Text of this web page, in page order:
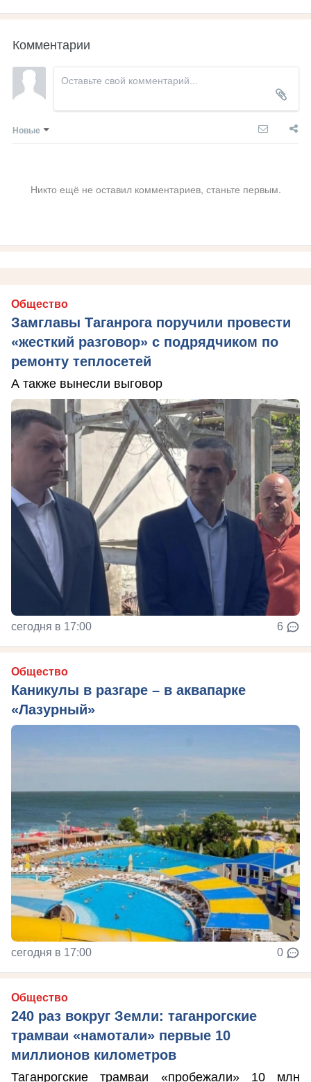
Комментарии
Новые
Никто ещё не оставил комментариев, станьте первым.
Общество
Замглавы Таганрога поручили провести
«жесткий разговор» с подрядчиком по
ремонту теплосетей
А также вынесли выговор
сегодня в 17:00 6
Общество
Каникулы в разгаре – в аквапарке
«Лазурный»
сегодня в 17:00 0
Общество
240 раз вокруг Земли: таганрогские
трамваи «намотали» первые 10
миллионов километров
Таганрогские трамваи «пробежали» 10 млн